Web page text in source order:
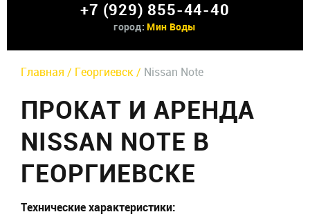
Контакты
+7 (929) 855-44-40
город: Мин Воды
Главная / Георгиевск / Nissan Note
ПРОКАТ И АРЕНДА
NISSAN NOTE В
ГЕОРГИЕВСКЕ
Технические характеристики: